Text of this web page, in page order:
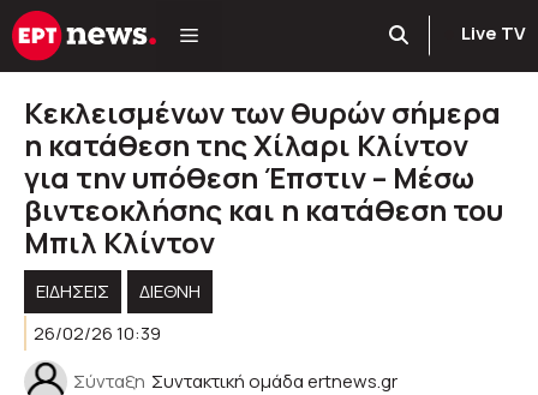
Μετάβαση
σε
Live TV
Κεκλεισμένων των θυρών σήμερα
η κατάθεση της Xίλαρι Κλίντον
για την υπόθεση Έπστιν – Μέσω
βιντεοκλήσης και η κατάθεση του
Μπιλ Κλίντον
ΕΙΔΗΣΕΙΣ
ΔΙΕΘΝΗ
26/02/26 10:39
Σύνταξη Συντακτική ομάδα ertnews.gr